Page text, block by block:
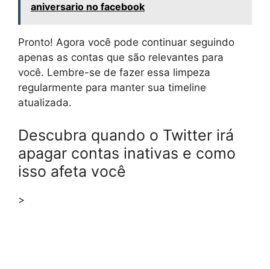
aniversario no facebook
Pronto! Agora você pode continuar seguindo
apenas as contas que são relevantes para
você. Lembre-se de fazer essa limpeza
regularmente para manter sua timeline
atualizada.
Descubra quando o Twitter irá
apagar contas inativas e como
isso afeta você
>